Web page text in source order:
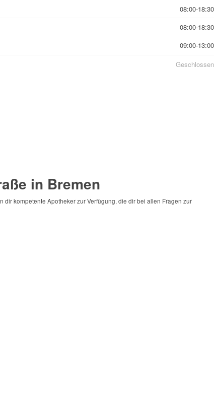
08:00-18:30
08:00-18:30
09:00-13:00
Geschlossen
in Bremen
kompetente Apotheker zur Verfügung, die dir bei allen Fragen zur